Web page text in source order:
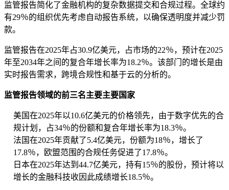
监管报告简化了金融机构的复杂数据提交和合规过程。全球约
有29％的组织优先考虑自动报告系统，以确保透明度并减少罚
款。
监管报告在2025年占30.9亿美元，占市场的22％，预计在2025
年至2034年之间的复合年增长率为18.2％。该部门的增长是由
实时报告需求，跨境合规性和基于云的分析的。
监管报告领域的前三名主要主要国家
美国在2025年以10.6亿美元的价格领先，由于数字优先的合
规计划，占34％的份额和复合年增长率为18.3％。
法国在2025年贡献了5.4亿美元，份额为18％，增长了
17.8％，欧盟范围的合规任务促进了17.8％。
日本在2025年达到44.7亿美元，持有15％的股份，预计将以
增长的金融科技收因此成绩增长18.5％。